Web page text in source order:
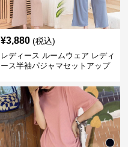
¥3,880 (税込)
レディース ルームウェア レディ
ース半袖パジャマセットアップ